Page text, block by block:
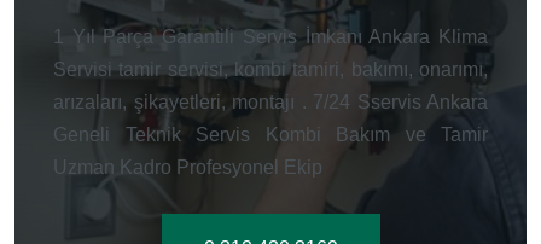
1 Yıl Parça Garantili Servis İmkanı Ankara Klima
Servisi tamir servisi, kombi tamiri, bakımı, onarımı,
arızaları, şikayetleri, montajı . 7/24 Sservis Ankara
Geneli Teknik Servis Kombi Bakım ve Tamir
Uzman Kadro Profesyonel Ekip